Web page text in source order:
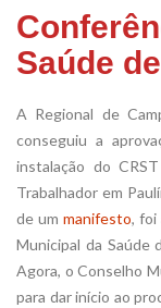
Saúde
A Regional de
conseguiu a
instalação do
Trabalhador em
de um manifesto, foi
Municipal da Saúde
Agora, o Conselho
para dar início ao